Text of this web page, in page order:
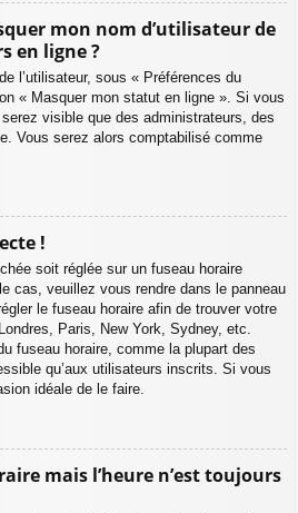
mon nom d’utilisateur de
en ligne ?
l’utilisateur, sous « Préférences du
« Masquer mon statut en ligne ». Si vous
visible que des administrateurs, des
Vous serez alors comptabilisé comme
!
soit réglée sur un fuseau horaire
cas, veuillez vous rendre dans le panneau
le fuseau horaire afin de trouver votre
Paris, New York, Sydney, etc.
fuseau horaire, comme la plupart des
qu’aux utilisateurs inscrits. Si vous
idéale de le faire.
mais l’heure n’est toujours